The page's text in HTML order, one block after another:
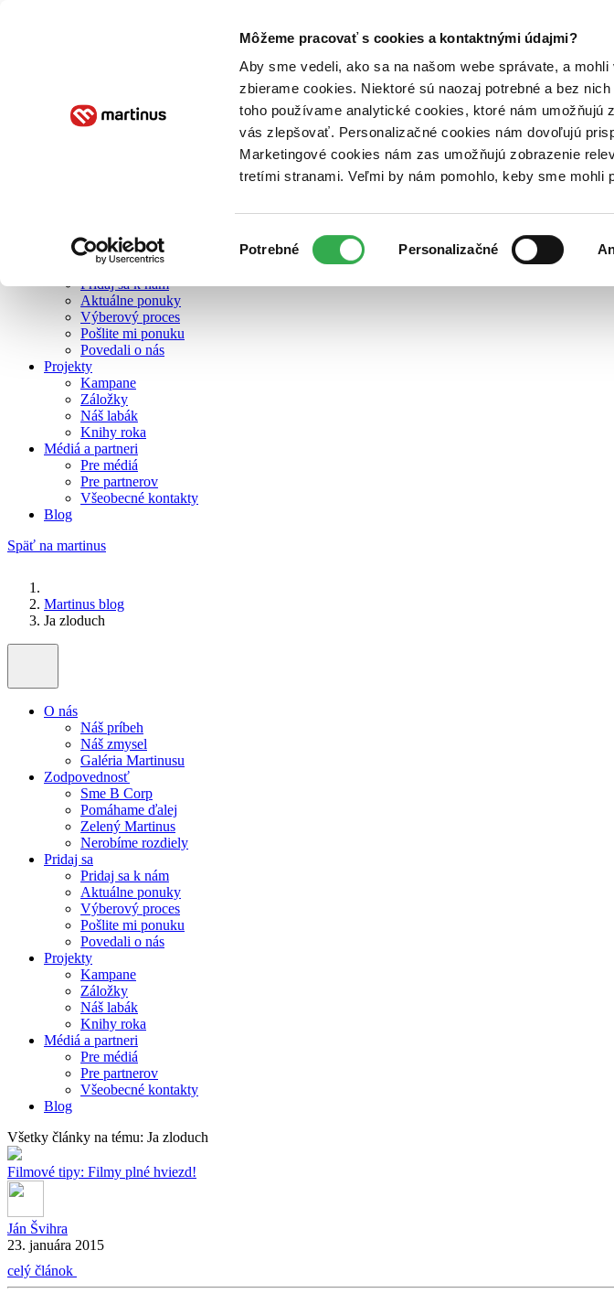
Môžeme pracovať s cookies a kontaktnými údajmi?
Aby sme vedeli, ako sa na našom webe správate, a
zbierame cookies. Niektoré sú naozaj potrebné a bez
toho používame analytické cookies, ktoré nám umožňujú
vás zlepšovať. Personalizačné cookies nám dovoľujú
Marketingové cookies nám zas umožňujú zobrazenie
tretími stranami. Veľmi by nám pomohlo, keby sme
súhlasu
Potrebné Personalizačné
O nás
Zelený Martinus
Nerobíme rozdiely
Pridaj sa k nám
Aktuálne ponuky
Výberový proces
Pošlite mi ponuku
Povedali o nás
Projekty
Kampane
Záložky
Náš labák
Knihy roka
Médiá a partneri
Pre médiá
Pre partnerov
Všeobecné kontakty
Blog
Späť na martinus
Martinus blog
Ja zloduch
O nás
Náš príbeh
Náš zmysel
Galéria Martinusu
Zodpovednosť
Sme B Corp
Pomáhame ďalej
Zelený Martinus
Nerobíme rozdiely
Pridaj sa
Pridaj sa k nám
Aktuálne ponuky
Výberový proces
Pošlite mi ponuku
Povedali o nás
Projekty
Kampane
Záložky
Náš labák
Knihy roka
Médiá a partneri
Pre médiá
Pre partnerov
Všeobecné kontakty
Blog
Všetky články na tému: Ja zloduch
Filmové tipy: Filmy plné hviezd!
Ján Švihra
23. januára 2015
celý článok